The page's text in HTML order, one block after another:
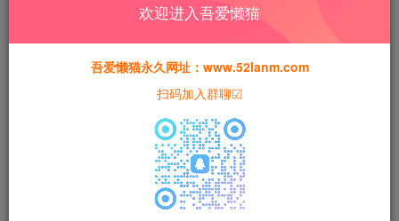
此内容为付费资源，请付费后查看
猫粮30
15
本站所有资源均为网络收集整理而来，仅供学习研究使用，请在下
载后24h内删除，谢谢合作！
欢迎进入吾爱懒猫
吾爱懒猫永久网址：www.52lanm.com
扫码加入群聊☑